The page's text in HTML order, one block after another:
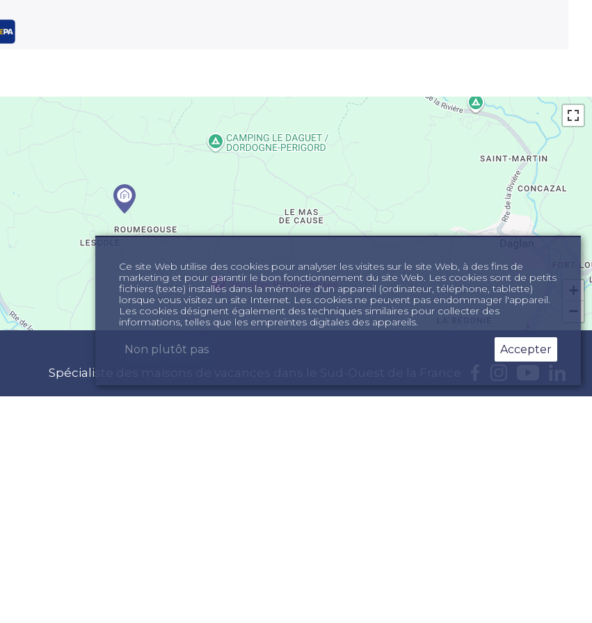
+
−
Spécialiste des maisons de vacances dans le Sud-Ouest de la France
Ce site Web utilise des cookies pour analyser les visites sur le site Web, à des fins de
marketing et pour garantir le bon fonctionnement du site Web. Les cookies sont de petits
fichiers (texte) installés dans la mémoire d'un appareil (ordinateur, téléphone, tablette)
lorsque vous visitez un site Internet. Les cookies ne peuvent pas endommager l'appareil.
Les cookies désignent également des techniques similaires pour collecter des
informations, telles que les empreintes digitales des appareils.
Non plutôt pas Accepter